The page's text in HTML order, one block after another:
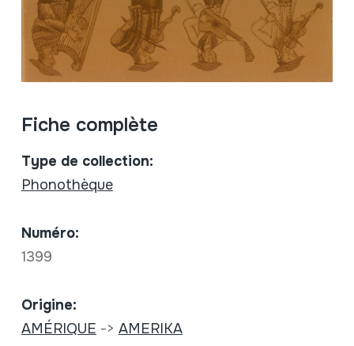
Fiche complète
Type de collection:
Phonothèque
Numéro:
1399
Origine:
AMÉRIQUE -> AMERIKA